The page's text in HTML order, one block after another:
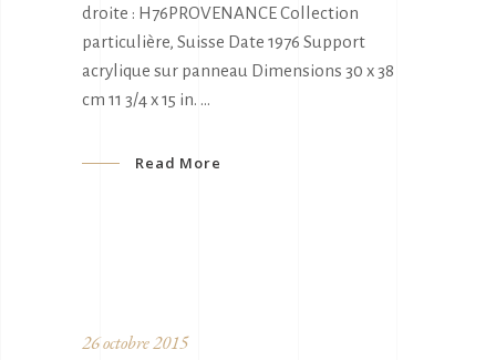
droite : H76PROVENANCE Collection
particulière, Suisse Date 1976 Support
acrylique sur panneau Dimensions 30 x 38
cm 11 3/4 x 15 in.
Read More
26 octobre 2015